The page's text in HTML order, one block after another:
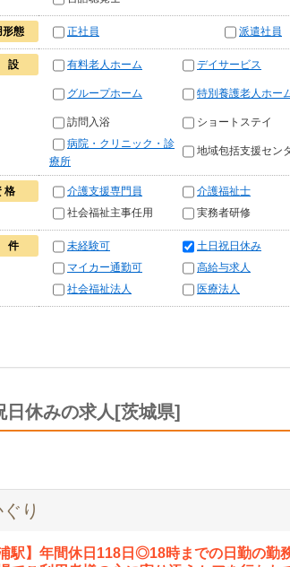
形態 正社員 派遣社員
設 有料老人ホーム デイサービス
グループホーム 特別養護老人ホー
訪問入浴
ショートステイ
病院・クリニック・診
療所
地域包括支援セン
格 介護支援専門員 介護福祉士
社会福祉主事任用
実務者研修
件 未経験可 土日祝日休み
マイカー通勤可
高給与求人
社会福祉法人
医療法人
日休みの求人[茨城県]
り
浦駅】年間休日118日◎18時までの日勤の勤